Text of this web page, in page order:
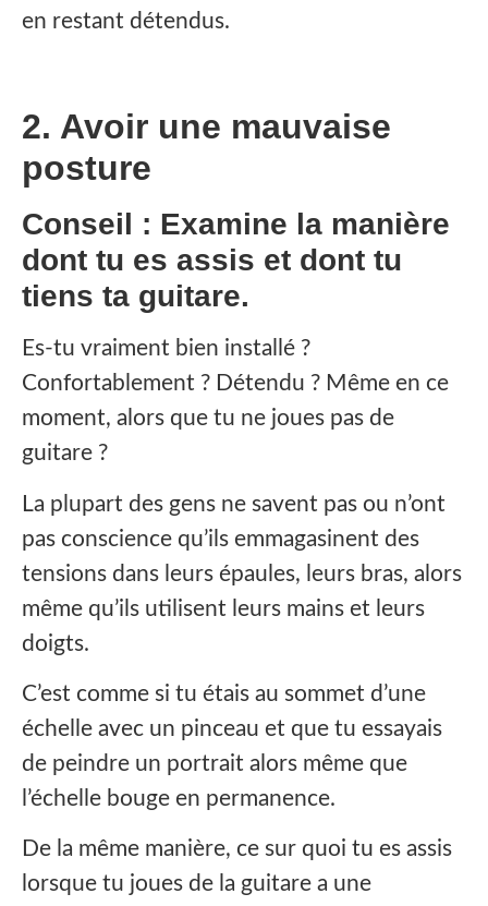
en restant détendus.
2. Avoir une mauvaise
posture
Conseil : Examine la manière
dont tu es assis et dont tu
tiens ta guitare.
Es-tu vraiment bien installé ?
Confortablement ? Détendu ? Même en ce
moment, alors que tu ne joues pas de
guitare ?
La plupart des gens ne savent pas ou n’ont
pas conscience qu’ils emmagasinent des
tensions dans leurs épaules, leurs bras, alors
même qu’ils utilisent leurs mains et leurs
doigts.
C’est comme si tu étais au sommet d’une
échelle avec un pinceau et que tu essayais
de peindre un portrait alors même que
l’échelle bouge en permanence.
De la même manière, ce sur quoi tu es assis
lorsque tu joues de la guitare a une